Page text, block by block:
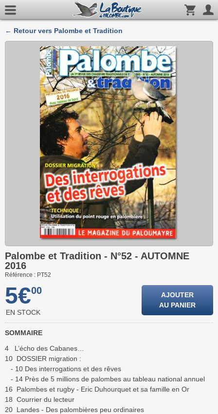
← Retour vers Palombe et Tradition
Palombe et Tradition - N°52 - AUTOMNE
2016
Référence : PT52
5€00
EN STOCK
AJOUTER
AU PANIER
SOMMAIRE
4 L’écho des Cabanes…
10 DOSSIER migration :
- 10 Des interrogations et des rêves
- 14 Près de 5 millions de palombes au tableau national annuel
16 Palombes et rugby - Eric Duhourquet et sa famille en Or
18 Courrier du lecteur
20 Landes - Des palombières peu ordinaires